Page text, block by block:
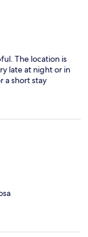
The location is
late at night or in
a short stay